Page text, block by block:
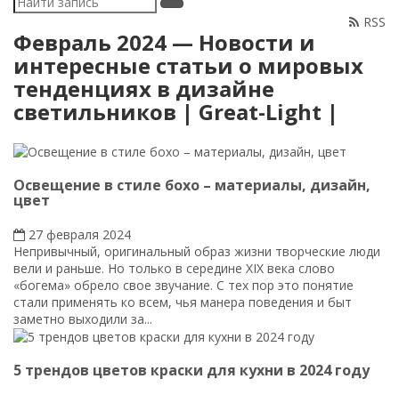
RSS
Февраль 2024 — Новости и
интересные статьи о мировых
тенденциях в дизайне
светильников | Great-Light |
Освещение в стиле бохо – материалы, дизайн,
цвет
27 февраля 2024
Непривычный, оригинальный образ жизни творческие люди
вели и раньше. Но только в середине XIX века слово
«богема» обрело свое звучание. С тех пор это понятие
стали применять ко всем, чья манера поведения и быт
заметно выходили за...
5 трендов цветов краски для кухни в 2024 году